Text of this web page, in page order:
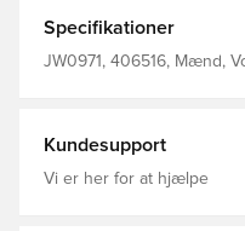
om du hænger ud eller er
med sit stilrene og
afslapning. Oversize pasform Rund hals Hovedmateriale:
Specifikationer
JW0971, 406516, Mænd,
Kundesupport
Vi er her for at hjælpe